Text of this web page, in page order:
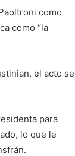
como
como “la
el acto se
para
lo que le